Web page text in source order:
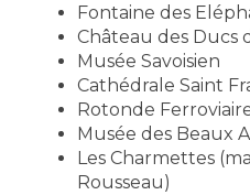
Fontaine des
Château des Ducs
Musée Savoisien
Cathédrale Saint
Rotonde
Musée des Beaux
Les Charmettes
Rousseau)